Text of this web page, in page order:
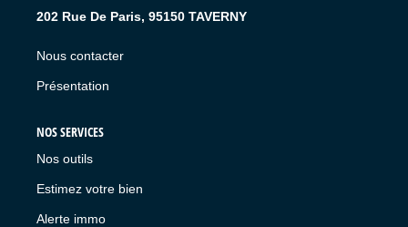
202 Rue De Paris, 95150 TAVERNY
Nous contacter
Présentation
NOS SERVICES
Nos outils
Estimez votre bien
Alerte immo